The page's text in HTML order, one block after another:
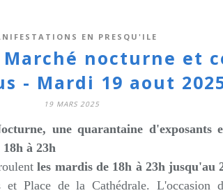
EN PRESQU'ILE
Marché nocturne et
- Mardi 19 aout
19 MARS 2025
une quarantaine d'exposants
à 23h
les mardis de 18h à 23h jusqu'au
et Place de la Cathédrale. L'occasion